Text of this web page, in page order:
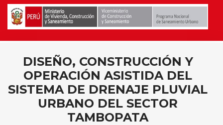
DISEÑO, CONSTRUCCIÓN Y
OPERACIÓN ASISTIDA DEL
SISTEMA DE DRENAJE PLUVIAL
URBANO DEL SECTOR
TAMBOPATA